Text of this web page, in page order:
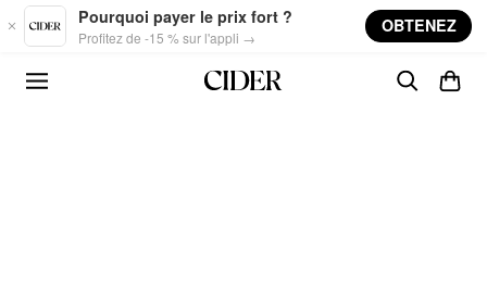
Skip to main content
Pourquoi payer le prix fort ?
Profitez de -15 % sur l'appli →
OBTENEZ